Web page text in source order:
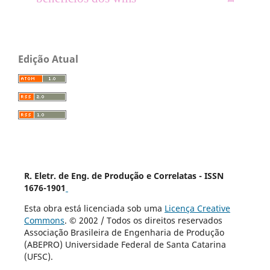
Edição Atual
R. Eletr. de Eng. de Produção e Correlatas - ISSN
1676-1901
Esta obra está licenciada sob uma Licença Creative
Commons. © 2002 / Todos os direitos reservados
Associação Brasileira de Engenharia de Produção
(ABEPRO) Universidade Federal de Santa Catarina
(UFSC).